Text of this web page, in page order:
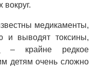
медикаменты,
и выводят токсины,
– крайне редкое
детям очень сложно